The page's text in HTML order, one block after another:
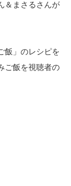
＆まさるさんが
飯」のレシピを
ご飯を視聴者の